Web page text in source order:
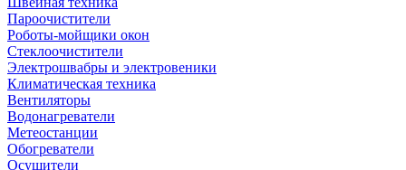
Пароочистители
Роботы-мойщики окон
Стеклоочистители
Электрошвабры и электровеники
Климатическая техника
Вентиляторы
Водонагреватели
Метеостанции
Обогреватели
Осушители